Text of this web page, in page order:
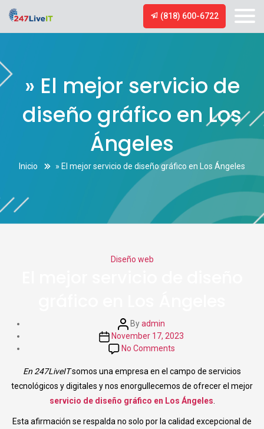
(818) 600-6722
» El mejor servicio de
diseño gráfico en Los
Ángeles
Inicio » El mejor servicio de diseño gráfico en Los Ángeles
Categories
Diseño web
Post
author
Byadmin
Post
date
November 17, 2023
No Commentson
mejor
servicio de
diseño
en
En 247LiveITsomos una empresa en el campo de servicios
tecnológicos y digitales y nos enorgullecemos de ofrecer el mejor
servicio de diseño gráfico en Los Ángeles.
Esta afirmación se respalda no solo por la calidad excepcional de